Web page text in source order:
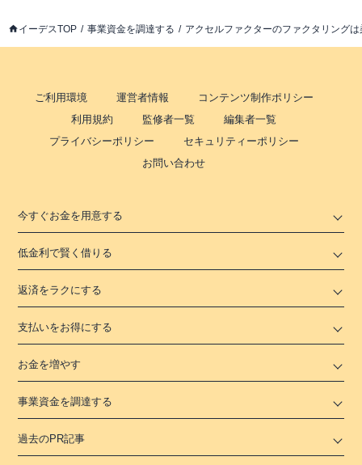
イーデスTOP 事業資金を調達する アクセルファクターのファクタリング
ご利用環境 運営者情報
コンテンツ制作ポリシー
利用規約
監修者一覧
編集者一覧
プライバシーポリシー
セキュリティーポリシー
お問い合わせ
今すぐお金を用意する
低金利で賢く借りる
返済をラクにする
支払いをお得にする
お金を増やす
事業資金を調達する
過去のPR記事